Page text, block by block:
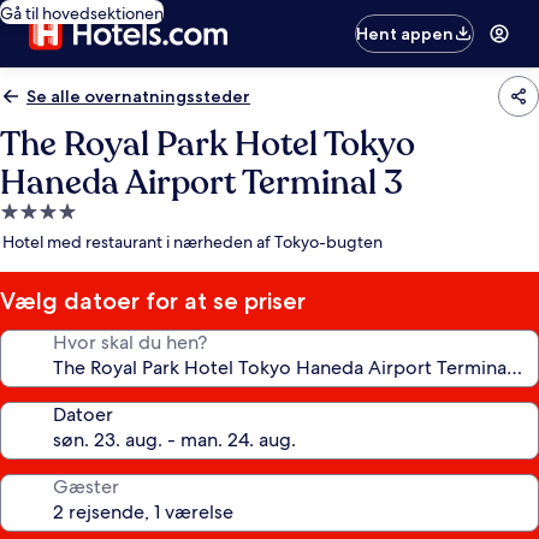
Gå til hovedsektionen
Hent appen
Se alle overnatningssteder
The Royal Park Hotel Tokyo
Haneda Airport Terminal 3
4.0-
stjernet
Hotel med restaurant i nærheden af Tokyo-bugten
Vælg datoer for at se priser
Hvor skal du hen?
Datoer
Gæster